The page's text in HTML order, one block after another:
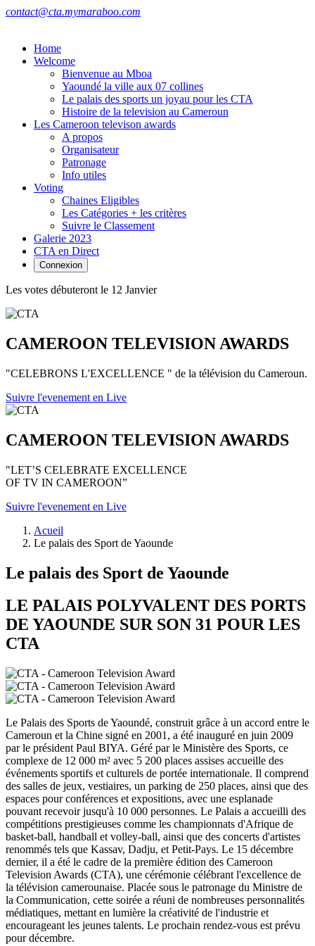
contact@cta.mymaraboo.com
Home
Welcome
Bienvenue au Mboa
Yaoundé la ville aux 07 collines
Le palais des sports un joyau pour les CTA
Histoire de la television au Cameroun
Les Cameroon televison awards
A propos
Organisateur
Patronage
Info utiles
Voting
Chaines Eligibles
Les Catégories + les critères
Suivre le Classement
Galerie 2023
CTA en Direct
Connexion
Les votes débuteront le 12 Janvier
CAMEROON TELEVISION AWARDS
"CELEBRONS L'EXCELLENCE " de la télévision du Cameroun.
Suivre l'evenement en Live
CAMEROON TELEVISION AWARDS
"LET’S CELEBRATE EXCELLENCE
OF TV IN CAMEROON”
Suivre l'evenement en Live
Acueil
Le palais des Sport de Yaounde
Le palais des Sport de Yaounde
LE PALAIS POLYVALENT DES PORTS
DE YAOUNDE SUR SON 31 POUR LES
CTA
Le Palais des Sports de Yaoundé, construit grâce à un accord entre le
Cameroun et la Chine signé en 2001, a été inauguré en juin 2009
par le président Paul BIYA. Géré par le Ministère des Sports, ce
complexe de 12 000 m² avec 5 200 places assises accueille des
événements sportifs et culturels de portée internationale. Il comprend
des salles de jeux, vestiaires, un parking de 250 places, ainsi que des
espaces pour conférences et expositions, avec une esplanade
pouvant recevoir jusqu'à 10 000 personnes. Le Palais a accueilli des
compétitions prestigieuses comme les championnats d'Afrique de
basket-ball, handball et volley-ball, ainsi que des concerts d'artistes
renommés tels que Kassav, Dadju, et Petit-Pays. Le 15 décembre
dernier, il a été le cadre de la première édition des Cameroon
Television Awards (CTA), une cérémonie célébrant l'excellence de
la télévision camerounaise. Placée sous le patronage du Ministre de
la Communication, cette soirée a réuni de nombreuses personnalités
médiatiques, mettant en lumière la créativité de l'industrie et
encourageant les jeunes talents. Le prochain rendez-vous est prévu
pour décembre.